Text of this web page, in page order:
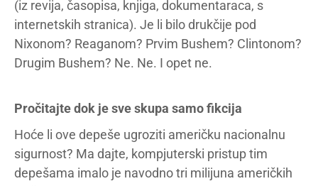
(iz revija, časopisa, knjiga, dokumentaraca, s
internetskih stranica). Je li bilo drukčije pod
Nixonom? Reaganom? Prvim Bushem? Clintonom?
Drugim Bushem? Ne. Ne. I opet ne.
Pročitajte dok je sve skupa samo fikcija
Hoće li ove depeše ugroziti američku nacionalnu
sigurnost? Ma dajte, kompjuterski pristup tim
depešama imalo je navodno tri milijuna američkih